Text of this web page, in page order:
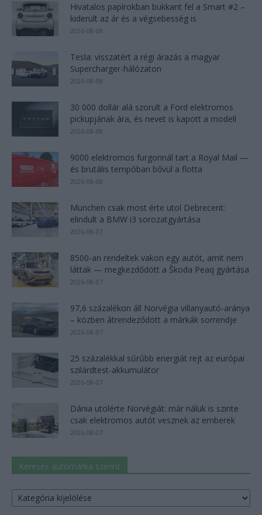
Hivatalos papírokban bukkant fel a Smart #2 –
kiderült az ár és a végsebesség is
2026-08-08
Tesla: visszatért a régi árazás a magyar
Supercharger-hálózaton
2026-08-08
30 000 dollár alá szorult a Ford elektromos
pickupjának ára, és nevet is kapott a modell
2026-08-08
9000 elektromos furgonnál tart a Royal Mail —
és brutális tempóban bővül a flotta
2026-08-08
München csak most érte utol Debrecent:
elindult a BMW i3 sorozatgyártása
2026-08-07
8500-an rendeltek vakon egy autót, amit nem
láttak — megkezdődött a Škoda Peaq gyártása
2026-08-07
97,6 százalékon áll Norvégia villanyautó-aránya
– közben átrendeződött a márkák sorrendje
2026-08-07
25 százalékkal sűrűbb energiát rejt az európai
szilárdtest-akkumulátor
2026-08-07
Dánia utolérte Norvégiát: már náluk is szinte
csak elektromos autót vesznek az emberek
2026-08-07
Keresés autómárka szerint
Keresés
autómárka